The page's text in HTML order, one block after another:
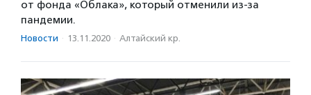
от фонда «Облака», который отменили из-за
пандемии.
Новости · 13.11.2020 · Алтайский кр.